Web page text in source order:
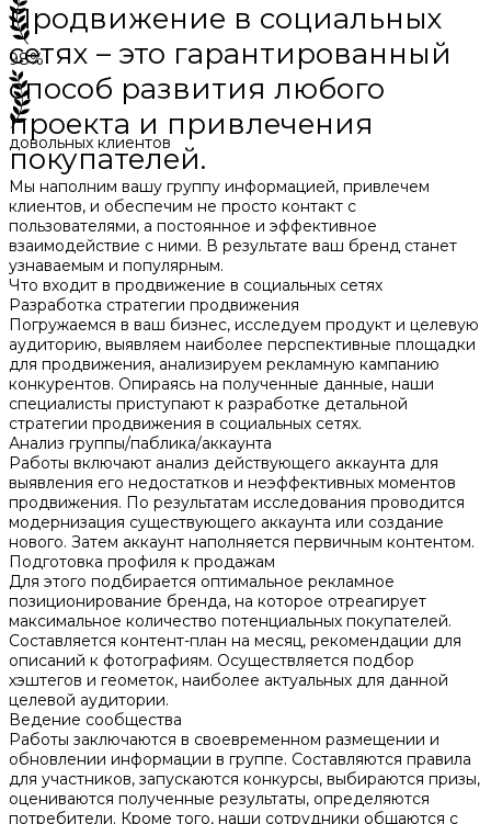
98%
довольных клиентов
Продвижение в социальных
сетях – это гарантированный
способ развития любого
проекта и привлечения
покупателей.
Мы наполним вашу группу информацией, привлечем
клиентов, и обеспечим не просто контакт с
пользователями, а постоянное и эффективное
взаимодействие с ними. В результате ваш бренд станет
узнаваемым и популярным.
Что входит в продвижение в социальных сетях
Разработка стратегии продвижения
Погружаемся в ваш бизнес, исследуем продукт и целевую
аудиторию, выявляем наиболее перспективные площадки
для продвижения, анализируем рекламную кампанию
конкурентов. Опираясь на полученные данные, наши
специалисты приступают к разработке детальной
стратегии продвижения в социальных сетях.
Анализ группы/паблика/аккаунта
Работы включают анализ действующего аккаунта для
выявления его недостатков и неэффективных моментов
продвижения. По результатам исследования проводится
модернизация существующего аккаунта или создание
нового. Затем аккаунт наполняется первичным контентом.
Подготовка профиля к продажам
Для этого подбирается оптимальное рекламное
позиционирование бренда, на которое отреагирует
максимальное количество потенциальных покупателей.
Составляется контент-план на месяц, рекомендации для
описаний к фотографиям. Осуществляется подбор
хэштегов и геометок, наиболее актуальных для данной
целевой аудитории.
Ведение сообщества
Работы заключаются в своевременном размещении и
обновлении информации в группе. Составляются правила
для участников, запускаются конкурсы, выбираются призы,
оцениваются полученные результаты, определяются
потребители. Кроме того, наши сотрудники общаются с